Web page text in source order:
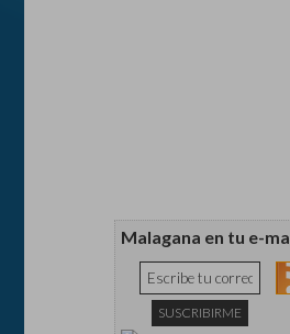
Malagana en tu e-